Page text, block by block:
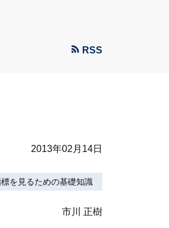
RSS
2013年02月14日
を見るための基礎知識
市川 正樹